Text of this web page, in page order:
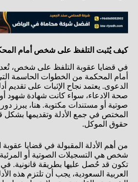
كيف يُثبت التلفظ على شخص أمام
في قضايا عقوبة التلفظ على شخص، تُعد
أمام المحكمة من الخطوات الحاسمة
الدعوى. يعتمد نجاح الإثبات على تقديم
صحة الادعاء، سواء كانت شهادة شهود
صوتية أو مستندات مكتوبة. هنا، يبرز
المختص في جمع الأدلة وتقديمها بشكل
حقوق الموكل.
من أهم الأدلة المقبولة في قضايا
شخص هي التسجيلات الصوتية أو
تكون قد حُصل عليها بطريقة قانونية. في
العربية السعودية، يجب أن تلتزم هذه